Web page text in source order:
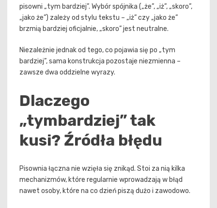
pisowni „tym bardziej”. Wybór spójnika („że”, „iż”, „skoro”,
„jako że”) zależy od stylu tekstu – „iż” czy „jako że”
brzmią bardziej oficjalnie, „skoro” jest neutralne.
Niezależnie jednak od tego, co pojawia się po „tym
bardziej”, sama konstrukcja pozostaje niezmienna –
zawsze dwa oddzielne wyrazy.
Dlaczego
„tymbardziej” tak
kusi? Źródła błędu
Pisownia łączna nie wzięła się znikąd. Stoi za nią kilka
mechanizmów, które regularnie wprowadzają w błąd
nawet osoby, które na co dzień piszą dużo i zawodowo.